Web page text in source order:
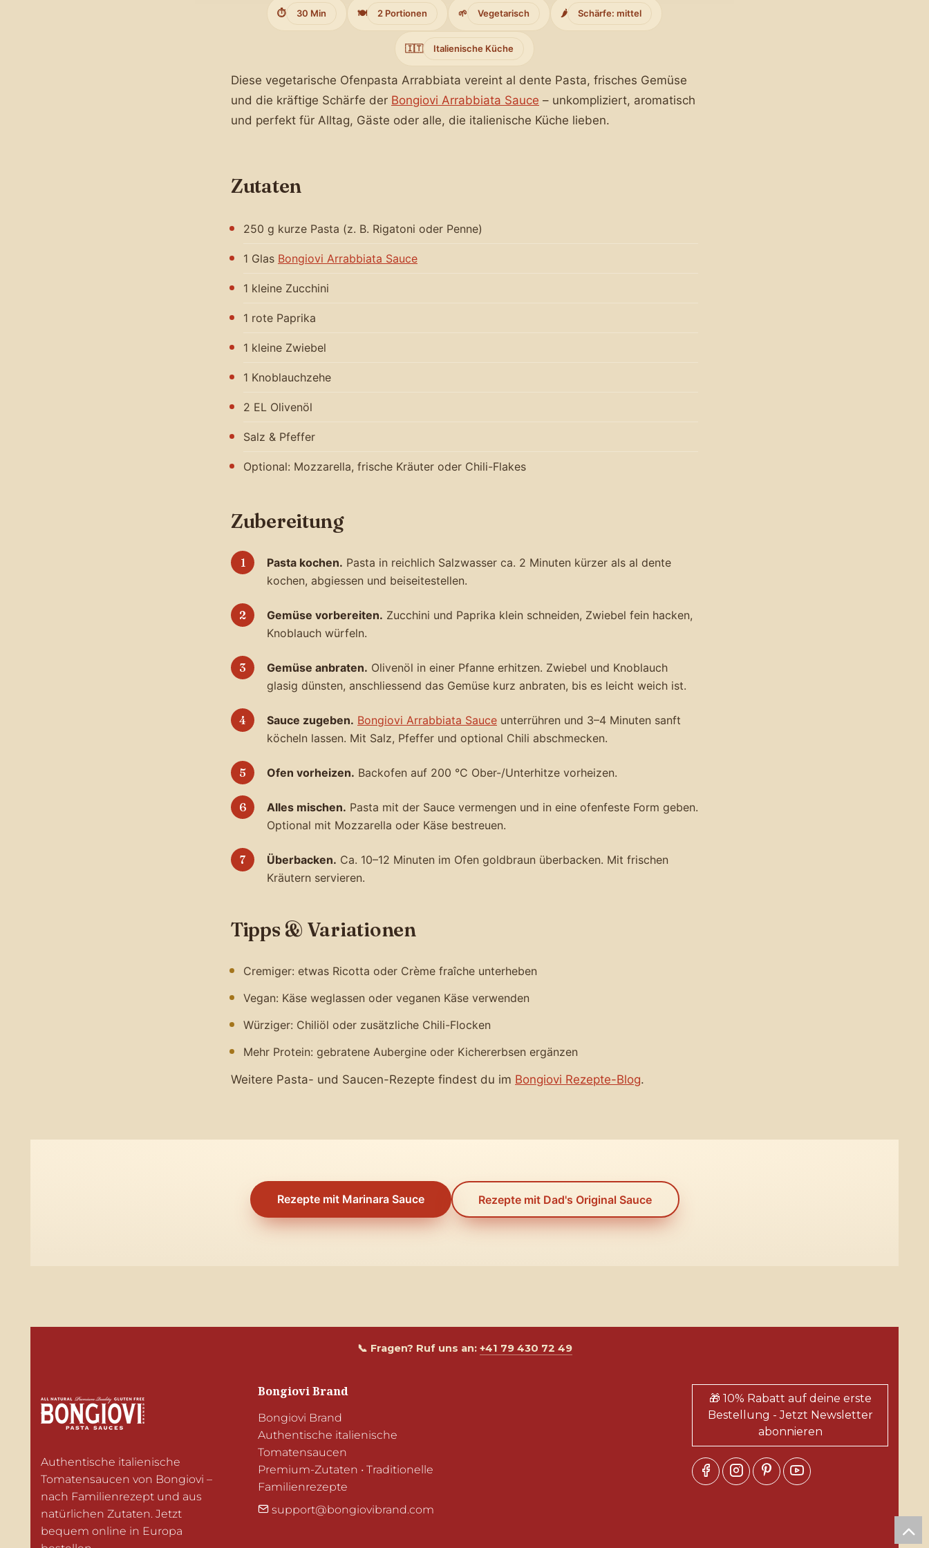
⏱️ 30 Min 🍽️ 2 Portionen 🌱 Vegetarisch 🌶️ Schärfe: mittel
🇮🇹 Italienische Küche
Diese vegetarische Ofenpasta Arrabbiata vereint al dente Pasta, frisches Gemüse
und die kräftige Schärfe der Bongiovi Arrabbiata Sauce – unkompliziert, aromatisch
und perfekt für Alltag, Gäste oder alle, die italienische Küche lieben.
Zutaten
250 g kurze Pasta (z. B. Rigatoni oder Penne)
1 Glas Bongiovi Arrabbiata Sauce
1 kleine Zucchini
1 rote Paprika
1 kleine Zwiebel
1 Knoblauchzehe
2 EL Olivenöl
Salz & Pfeffer
Optional: Mozzarella, frische Kräuter oder Chili-Flakes
Zubereitung
Pasta kochen. Pasta in reichlich Salzwasser ca. 2 Minuten kürzer als al dente
kochen, abgiessen und beiseitestellen.
Gemüse vorbereiten. Zucchini und Paprika klein schneiden, Zwiebel fein hacken,
Knoblauch würfeln.
Gemüse anbraten. Olivenöl in einer Pfanne erhitzen. Zwiebel und Knoblauch
glasig dünsten, anschliessend das Gemüse kurz anbraten, bis es leicht weich ist.
Sauce zugeben. Bongiovi Arrabbiata Sauce unterrühren und 3–4 Minuten sanft
köcheln lassen. Mit Salz, Pfeffer und optional Chili abschmecken.
Ofen vorheizen. Backofen auf 200 °C Ober-/Unterhitze vorheizen.
Alles mischen. Pasta mit der Sauce vermengen und in eine ofenfeste Form geben.
Optional mit Mozzarella oder Käse bestreuen.
Überbacken. Ca. 10–12 Minuten im Ofen goldbraun überbacken. Mit frischen
Kräutern servieren.
Tipps & Variationen
Cremiger: etwas Ricotta oder Crème fraîche unterheben
Vegan: Käse weglassen oder veganen Käse verwenden
Würziger: Chiliöl oder zusätzliche Chili-Flocken
Mehr Protein: gebratene Aubergine oder Kichererbsen ergänzen
Weitere Pasta- und Saucen-Rezepte findest du im Bongiovi Rezepte-Blog.
Rezepte mit Marinara Sauce Rezepte mit Dad's Original Sauce
📞 Fragen? Ruf uns an: +41 79 430 72 49
Authentische italienische
Tomatensaucen von Bongiovi –
nach Familienrezept und aus
natürlichen Zutaten. Jetzt
bequem online in Europa
Bongiovi Brand
Bongiovi Brand
Authentische italienische
Tomatensaucen
Premium-Zutaten • Traditionelle
Familienrezepte
support@bongiovibrand.com
🎁 10% Rabatt auf deine erste
Bestellung - Jetzt Newsletter
abonnieren